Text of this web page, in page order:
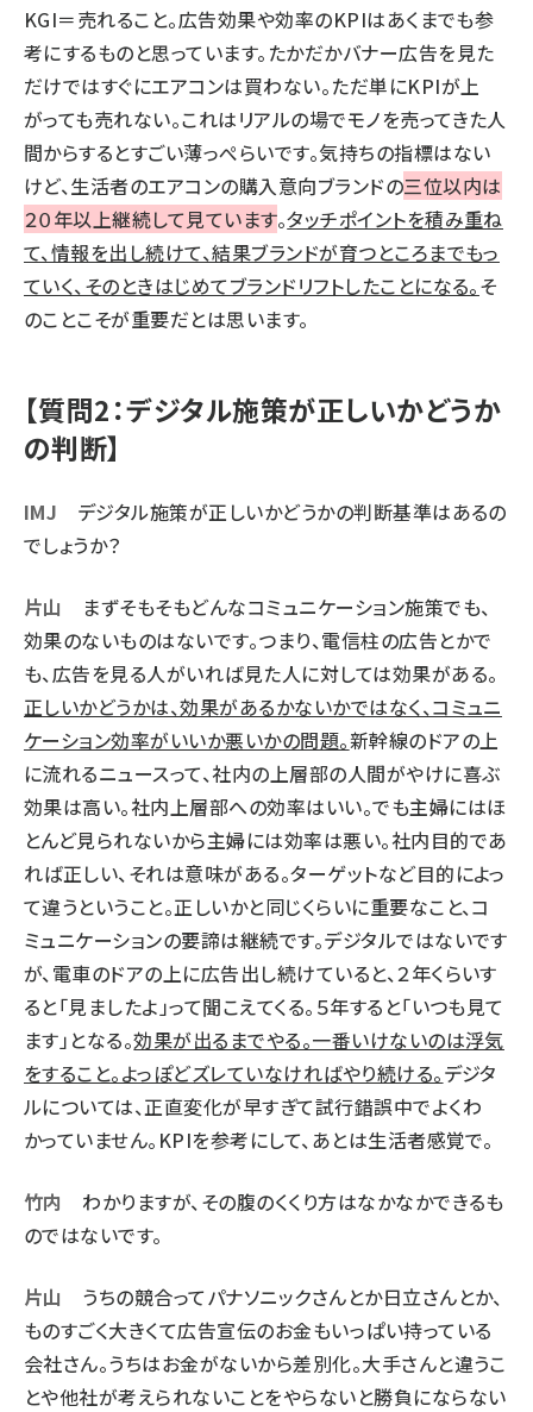
KGI＝売れること。広告効果や効率のKPIはあくまでも参
考にするものと思っています。たかだかバナー広告を見た
だけではすぐにエアコンは買わない。ただ単にKPIが上
がっても売れない。これはリアルの場でモノを売ってきた人
間からするとすごい薄っぺらいです。気持ちの指標はない
けど、生活者のエアコンの購入意向ブランドの三位以内は
２０年以上継続して見ています。タッチポイントを積み重ね
て、情報を出し続けて、結果ブランドが育つところまでもっ
ていく、そのときはじめてブランドリフトしたことになる。そ
のことこそが重要だとは思います。
【質問2：デジタル施策が正しいかどうか
の判断】
IMJ デジタル施策が正しいかどうかの判断基準はあるの
でしょうか？
片山
まずそもそもどんなコミュニケーション施策でも、
効果のないものはないです。つまり、電信柱の広告とかで
も、広告を見る人がいれば見た人に対しては効果がある。
正しいかどうかは、効果があるかないかではなく、コミュニ
ケーション効率がいいか悪いかの問題。新幹線のドアの上
に流れるニュースって、社内の上層部の人間がやけに喜ぶ
効果は高い。社内上層部への効率はいい。でも主婦にはほ
とんど見られないから主婦には効率は悪い。社内目的であ
れば正しい、それは意味がある。ターゲットなど目的によっ
て違うということ。正しいかと同じくらいに重要なこと、コ
ミュニケーションの要諦は継続です。デジタルではないです
が、電車のドアの上に広告出し続けていると、２年くらいす
ると「見ましたよ」って聞こえてくる。５年すると「いつも見て
ます」となる。効果が出るまでやる。一番いけないのは浮気
をすること。よっぽどズレていなければやり続ける。デジタ
ルについては、正直変化が早すぎて試行錯誤中でよくわ
かっていません。KPIを参考にして、あとは生活者感覚で。
竹内
わかりますが、その腹のくくり方はなかなかできるも
のではないです。
片山
うちの競合ってパナソニックさんとか日立さんとか、
ものすごく大きくて広告宣伝のお金もいっぱい持っている
会社さん。うちはお金がないから差別化。大手さんと違うこ
とや他社が考えられないことをやらないと勝負にならない